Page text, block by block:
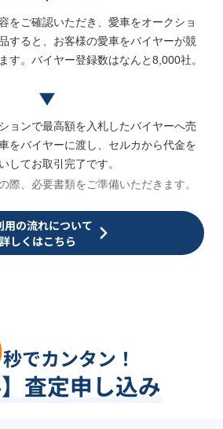
をご確認いただき、愛車をオークショ
すると、お客様の愛車をバイヤーが競
す。バイヤー登録数はなんと8,000社。
ョンで最高額を入札したバイヤーへ売
をバイヤーに渡し、セルカから代金を
してお取引完了です。
際、必要書類をご準備いただきます。
用の流れについて
詳しくはこちら
秒でカンタン！
】査定申し込み